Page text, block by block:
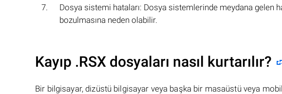
Dosya sistemi hataları: Dosya sistemlerinde meydana gelen
bozulmasına neden olabilir.
Kayıp .RSX dosyaları nasıl kurtarılır?
Bir bilgisayar, dizüstü bilgisayar veya başka bir masaüstü veya